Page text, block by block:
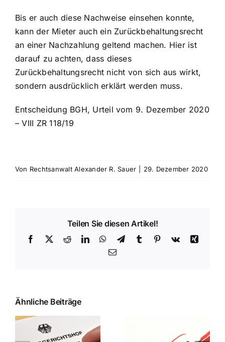
Bis er auch diese Nachweise einsehen konnte,
kann der Mieter auch ein Zurückbehaltungsrecht
an einer Nachzahlung geltend machen. Hier ist
darauf zu achten, dass dieses
Zurückbehaltungsrecht nicht von sich aus wirkt,
sondern ausdrücklich erklärt werden muss.
Entscheidung BGH, Urteil vom 9. Dezember 2020
– VIII ZR 118/19
Von Rechtsanwalt Alexander R. Sauer 29. Dezember 2020
Teilen Sie diesen Artikel!
Facebook
X RedditLinkedInWhatsApp
TelegramTumblr Pinterest
Vk
Xing
E-
Ähnliche Beiträge
Landgericht